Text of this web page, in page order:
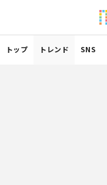
トップ トレンド SNS